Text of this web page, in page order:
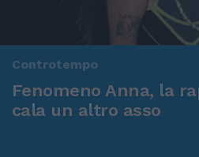
Controtempo
Fenomeno Anna, la
cala un altro asso